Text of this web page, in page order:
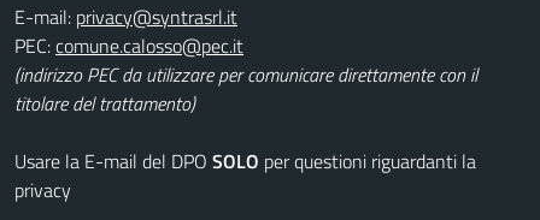
E-mail:
PEC:
(indirizzo PEC da utilizzare per comunicare direttamente con il
titolare del trattamento)
Usare la E-mail del DPO SOLO per questioni riguardanti la
privacy